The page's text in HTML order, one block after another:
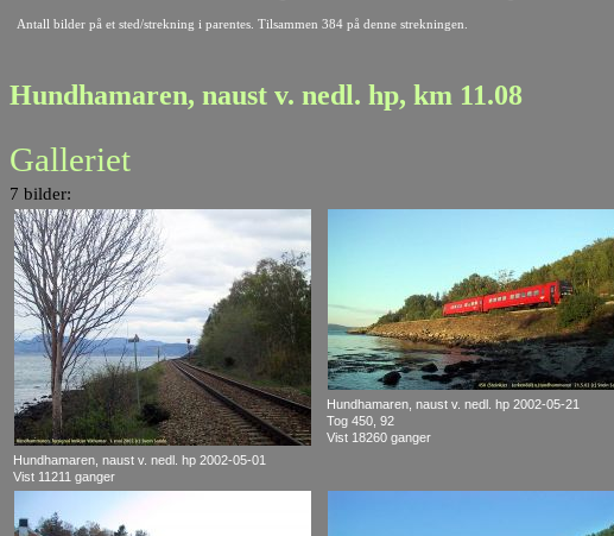
Antall bilder på et sted/strekning i parentes. Tilsammen 384 på denne strekningen.
Hundhamaren, naust v. nedl. hp, km 11.08
Galleriet
7 bilder:
Hundhamaren, naust v. nedl. hp 2002-05-01
Vist 11211 ganger
Hundhamaren, naust v. nedl. hp 2002-05-21
Tog 450, 92
Vist 18260 ganger